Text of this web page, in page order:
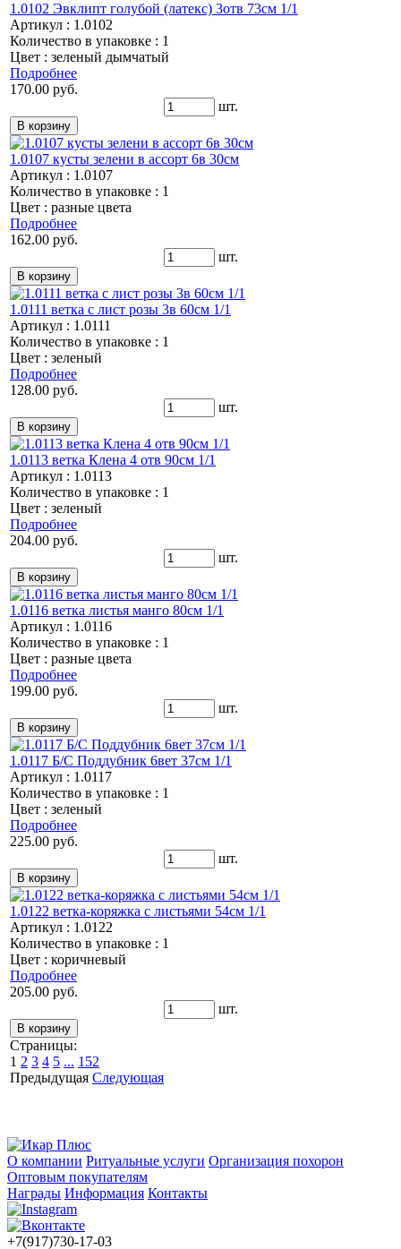
1.0102 Эвклипт голубой (латекс) 3отв 73см 1/1
Артикул : 1.0102
Количество в упаковке : 1
Цвет : зеленый дымчатый
Подробнее
170.00 руб.
шт.
1.0107 кусты зелени в ассорт 6в 30см
Артикул : 1.0107
Количество в упаковке : 1
Цвет : разные цвета
Подробнее
162.00 руб.
шт.
1.0111 ветка с лист розы 3в 60см 1/1
Артикул : 1.0111
Количество в упаковке : 1
Цвет : зеленый
Подробнее
128.00 руб.
шт.
1.0113 ветка Клена 4 отв 90см 1/1
Артикул : 1.0113
Количество в упаковке : 1
Цвет : зеленый
Подробнее
204.00 руб.
шт.
1.0116 ветка листья манго 80см 1/1
Артикул : 1.0116
Количество в упаковке : 1
Цвет : разные цвета
Подробнее
199.00 руб.
шт.
1.0117 Б/С Поддубник 6вет 37см 1/1
Артикул : 1.0117
Количество в упаковке : 1
Цвет : зеленый
Подробнее
225.00 руб.
шт.
1.0122 ветка-коряжка с листьями 54см 1/1
Артикул : 1.0122
Количество в упаковке : 1
Цвет : коричневый
Подробнее
205.00 руб.
шт.
Страницы:
1 2 3 4 5 ... 152
Предыдущая Следующая
О компании Ритуальные услуги Организация похорон
Оптовым покупателям
Награды Информация Контакты
+7(917)730-17-03